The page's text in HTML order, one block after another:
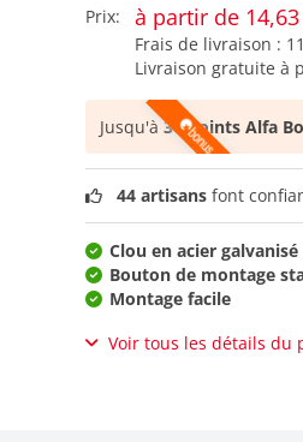
Prix:
à partir de
Frais de livraison :
Livraison gratuite à
Jusqu'à30 points Alfa
44 artisans font
Clou en acier galvanisé
Bouton de montage
Montage facile
Voir tous les détails du